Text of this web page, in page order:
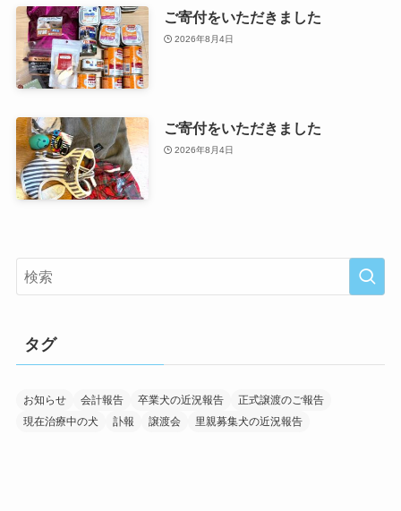
ご寄付をいただきました
2026年8月4日
ご寄付をいただきました
2026年8月4日
タグ
お知らせ 会計報告 卒業犬の近況報告
正式譲渡のご報告
現在治療中の犬
訃報 譲渡会 里親募集犬の近況報告